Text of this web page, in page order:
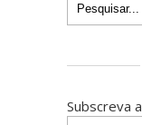
Subscreva